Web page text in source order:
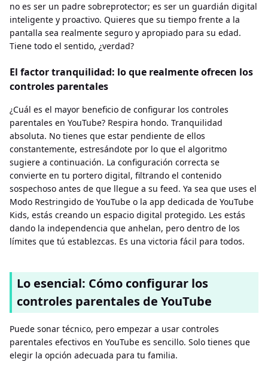
no es ser un padre sobreprotector; es ser un guardián digital
inteligente y proactivo. Quieres que su tiempo frente a la
pantalla sea realmente seguro y apropiado para su edad.
Tiene todo el sentido, ¿verdad?
El factor tranquilidad: lo que realmente ofrecen los
controles parentales
¿Cuál es el mayor beneficio de configurar los controles
parentales en YouTube? Respira hondo. Tranquilidad
absoluta. No tienes que estar pendiente de ellos
constantemente, estresándote por lo que el algoritmo
sugiere a continuación. La configuración correcta se
convierte en tu portero digital, filtrando el contenido
sospechoso antes de que llegue a su feed. Ya sea que uses el
Modo Restringido de YouTube o la app dedicada de YouTube
Kids, estás creando un espacio digital protegido. Les estás
dando la independencia que anhelan, pero dentro de los
límites que tú establezcas. Es una victoria fácil para todos.
Lo esencial: Cómo configurar los
controles parentales de YouTube
Puede sonar técnico, pero empezar a usar controles
parentales efectivos en YouTube es sencillo. Solo tienes que
elegir la opción adecuada para tu familia.